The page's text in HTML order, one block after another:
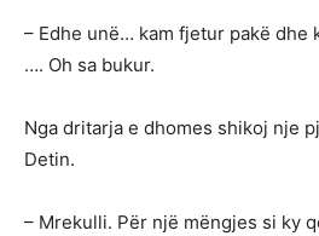
– Edhe unë… kam fjetur pakë dhe
…. Oh sa bukur.
Nga dritarja e dhomes shikoj nje
Detin.
– Mrekulli. Për një mëngjes si ky